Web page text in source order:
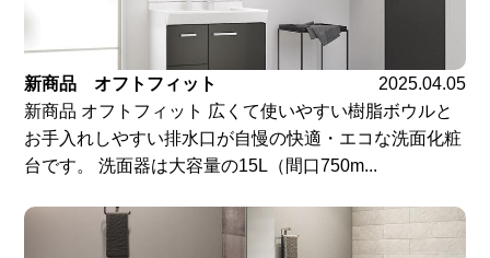
新商品 オフトフィット
2025.04.05
新商品 オフトフィット 広くて使いやすい樹脂ボウルと
お手入れしやすい排水口が自慢の快適・エコな洗面化粧
台です。 洗面器は大容量の15L（間口750m...